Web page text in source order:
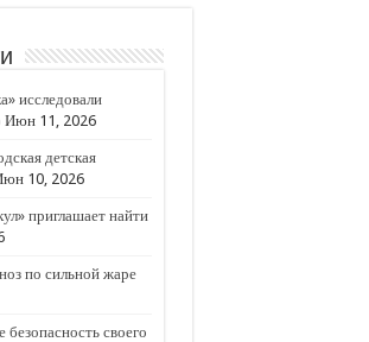
исследовали
Июн 11, 2026
детская
10, 2026
приглашает найти
по сильной жаре
своего